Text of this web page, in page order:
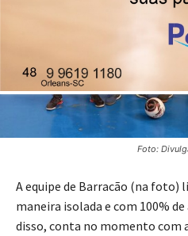
Foto:
A equipe de Barracão (na foto)
maneira isolada e com 100%
disso, conta no momento com